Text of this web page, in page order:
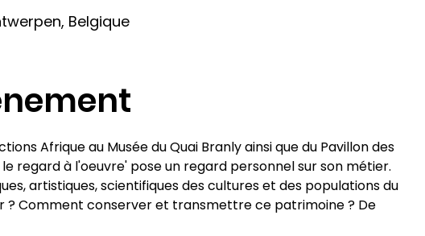
Belgique
Afrique au Musée du Quai Branly ainsi que du Pavillon des
regard à l'oeuvre' pose un regard personnel sur son métier.
artistiques, scientifiques des cultures et des populations du
? Comment conserver et transmettre ce patrimoine ? De